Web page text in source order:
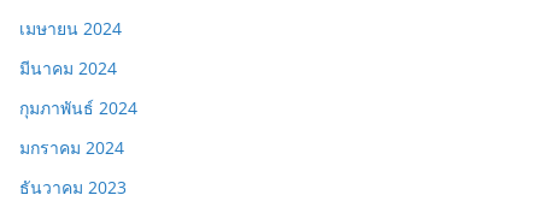
เมษายน 2024
มีนาคม 2024
กุมภาพันธ์ 2024
มกราคม 2024
ธันวาคม 2023